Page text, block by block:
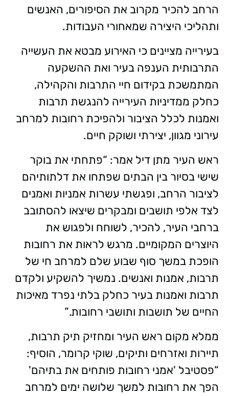
הרחב להכיר מקרוב את הסיפורים, האנשים
ותהליכי היצירה שמאחורי העבודות.
בעירייה מציינים כי האירוע מבטא את העשייה
התרבותית הענפה בעיר ואת ההשקעה
המתמשכת בקידום חיי התרבות והקהילה,
כחלק ממדיניות העירייה להנגשת תרבות
ואמנות לכלל הציבור ולהפיכת רחובות למרחב
עירוני מגוון, יצירתי ושוקק חיים.
ראש העיר מתן דיל אמר: “פתחתי את בוקר
שישי בסיור בין הבתים שפתחו את דלתותיהם
לציבור הרחב, ופגשתי עשרות אמניות ואמנים
לצד אלפי תושבים ומבקרים שיצאו להסתובב
ברחבי העיר, להכיר, לשוחח ולפגוש את
היוצרים המקומיים. מרגש לראות את רחובות
הופכת במשך סוף שבוע שלם למרחב חי של
תרבות, אמנות ואנשים. נמשיך להשקיע ולקדם
תרבות ואמנות בעיר כחלק בלתי נפרד מאיכות
החיים של תושבות ותושבי רחובות.”
ממלא מקום ראש העיר ומחזיק תיק תרבות,
תיירות ואזרחים ותיקים, שוקי קרומר, הוסיף:
“פסטיבל 'אמני רחובות פותחים את בתיהם'
הפך את רחובות למשך שלושה ימים למרחב